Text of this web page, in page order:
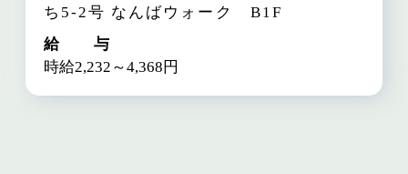
ち5-2号 なんばウォーク B1F
給 与
時給2,232～4,368円